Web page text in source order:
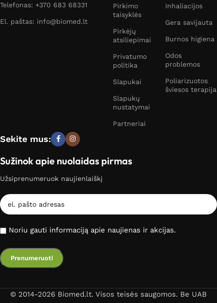
Telefonas: +370 683 68331
El. paštas: info@biomed.lt
Pirkimo
taisyklės
Pirkėjų
atsiliepimai
Privatumo
politika
Slapukai
Slapukų
nustatymai
Partneriai
Inhaliacijos
Gera savijauta
Burnos higiena
Odos
problemos
Poliarizuotos
šviesos terapija
Sekite mus:
Sužinok apie nuolaidas pirmas
Užsiprenumeruok naujienlaiškį
Noriu gauti informaciją apie naujienas ir akcijas.
© 2014-2026 Biomed.lt. Visos teisės saugomos. Be UAB